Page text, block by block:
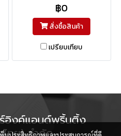
฿0
สั่งซื้อสินค้า
เปรียบเทียบ
อิงค์แอนด์พริ้นติ้ง